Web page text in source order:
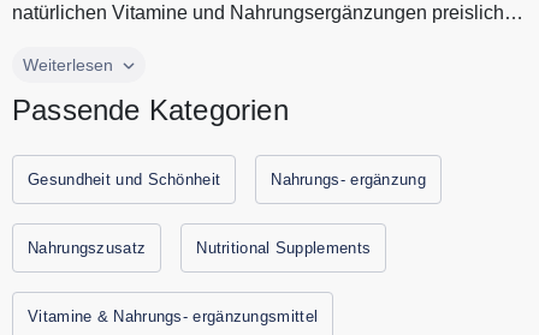
natürlichen Vitamine und Nahrungsergänzungen preislich
Sicherlich hast Du dich auch gefragt, warum die meisten
nicht gerade günstig sind. Vinplus möchte hochwertige
hochwertige Vitamine für Dein Immunsystem. Alle aktuellen
Gutscheine und Rabattaktionen von Vinplus findest Du
immer hier auf Gutscheine.codes.
Weiterlesen
Passende Kategorien
Gesundheit und Schönheit Nahrungs- ergänzung
Nahrungszusatz Nutritional Supplements
Vitamine & Nahrungs- ergänzungsmittel